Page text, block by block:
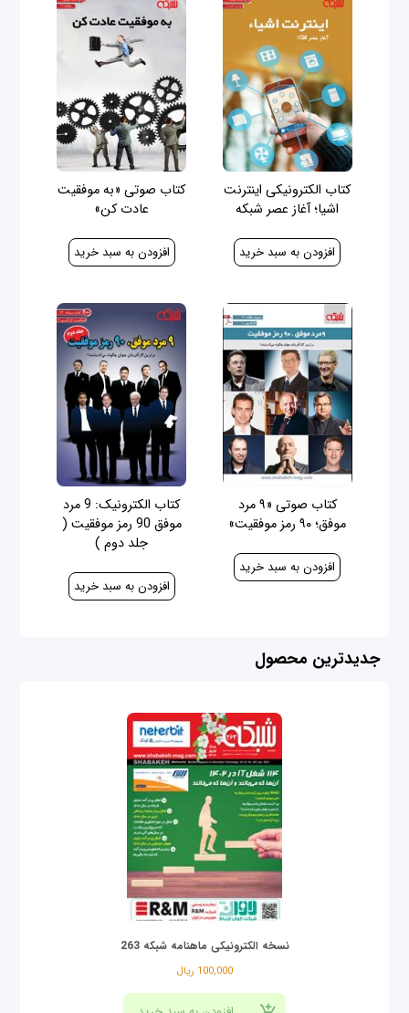
جدیدترین محصول
نسخه الکترونیکی ماهنامه شبکه 263
100,000 ریال
کتاب الکترونیکی اینترنت
اشیا؛ آغاز عصر شبکه
کتاب صوتی «به موفقیت
عادت کن»
کتاب صوتی «۹ مرد
موفق؛ ۹۰ رمز موفقیت»
کتاب الکترونیک: 9 مرد
موفق 90 رمز موفقیت (
جلد دوم )